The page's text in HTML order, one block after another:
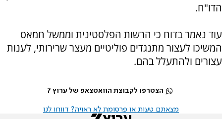
הדו"ח.
עוד נאמר בדוח כי הרשות הפלסטינית וממשל חמאס
המשיכו לעצור מתנגדים פוליטיים מעצר שרירותי, לענות
עצורים ולהתעלל בהם.
הצטרפו לקבוצת הוואטצאפ של ערוץ 7
מצאתם טעות או פרסומת לא ראויה? דווחו לנו